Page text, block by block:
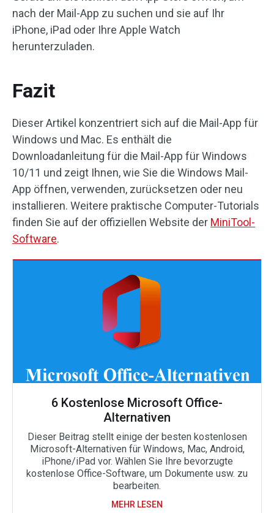
nach der Mail-App zu suchen und sie auf Ihr
iPhone, iPad oder Ihre Apple Watch
herunterzuladen.
Fazit
Dieser Artikel konzentriert sich auf die Mail-App für
Windows und Mac. Es enthält die
Downloadanleitung für die Mail-App für Windows
10/11 und zeigt Ihnen, wie Sie die Windows Mail-
App öffnen, verwenden, zurücksetzen oder neu
installieren. Weitere praktische Computer-Tutorials
finden Sie auf der offiziellen Website der MiniTool-
Software.
6 Kostenlose Microsoft Office-
Alternativen
Dieser Beitrag stellt einige der besten kostenlosen
Microsoft-Alternativen für Windows, Mac, Android,
iPhone/iPad vor. Wählen Sie Ihre bevorzugte
kostenlose Office-Software, um Dokumente usw. zu
bearbeiten.
MEHR LESEN